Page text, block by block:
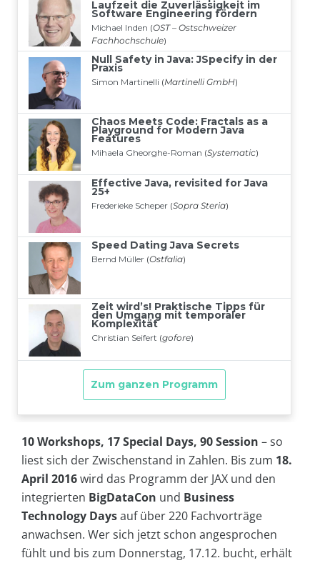
10 Workshops, 17 Special Days, 90 Session – so
liest sich der Zwischenstand in Zahlen. Bis zum 18.
April 2016wird das Programm der JAX und den
integrierten BigDataCon und Business
Technology Daysauf über 220 Fachvorträge
anwachsen. Wer sich jetzt schon angesprochen
fühlt und bis zum Donnerstag, 17.12. bucht, erhält